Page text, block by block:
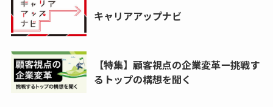
キャリアアップナビ
【特集】顧客視点の企業変革ー挑戦す
るトップの構想を聞く